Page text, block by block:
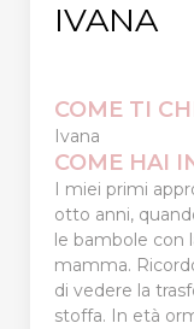
IVANA
COME TI
Ivana
COME HAI
I miei primi
otto anni,
le bambole con
mamma.
di vedere la
stoffa. In età